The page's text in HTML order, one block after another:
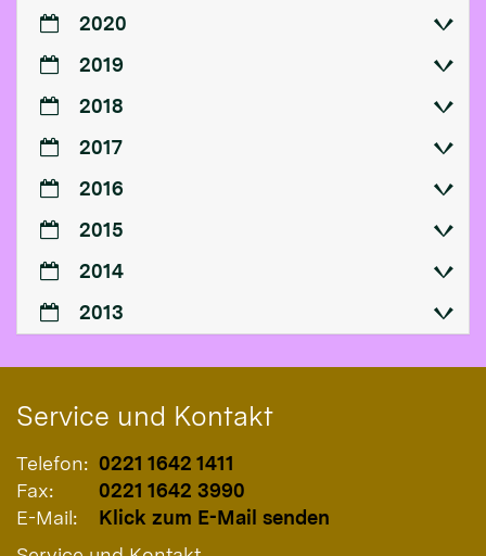
2020
2019
2018
2017
2016
2015
2014
2013
Service und Kontakt
Telefon: 0221 1642 1411
Fax:
0221 1642 3990
E-Mail:
Klick zum E-Mail senden